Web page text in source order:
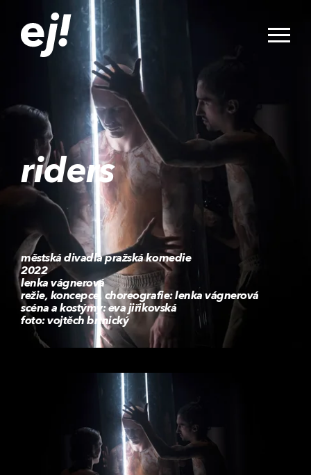
riders
městská divadla pražská komedie
2022
lenka vágnerová
režie, koncepce, choreografie: lenka vágnerová
scéna a kostýmy: eva jiřikovská
foto: vojtěch brtnický